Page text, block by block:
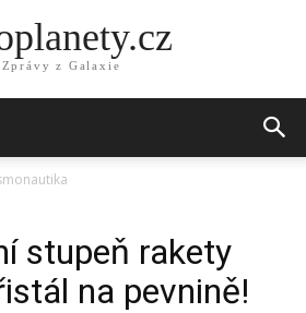
Zprávy z Galaxie
stupeň rakety
na pevnině!